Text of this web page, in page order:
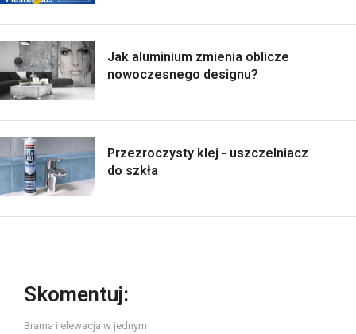
Jak aluminium zmienia oblicze
nowoczesnego designu?
Przezroczysty klej - uszczelniacz
do szkła
Skomentuj:
Brama i elewacja w jednym